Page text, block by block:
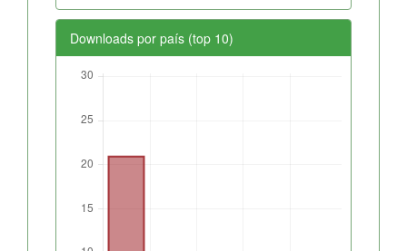
Downloads por país (top 10)